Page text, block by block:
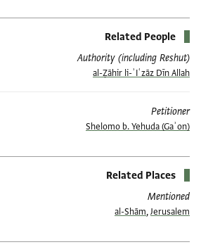
Related People
Authority (including Reshut)
al-Ẓāhir li-ʾIʿzāz Dīn Allah
Petitioner
Shelomo b. Yehuda (Gaʾon)
Related Places
Mentioned
al-Shām,Jerusalem